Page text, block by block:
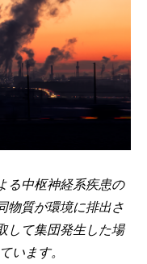
る中枢神経系疾患の
物質が環境に排出さ
して集団発生した場
います。